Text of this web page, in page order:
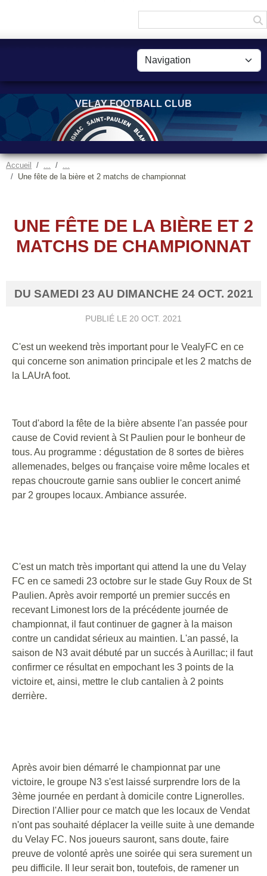
VELAY FOOTBALL CLUB
Accueil
Une fête de la bière et 2 matchs de championnat
UNE FÊTE DE LA BIÈRE ET 2
MATCHS DE CHAMPIONNAT
DU SAMEDI 23 AU DIMANCHE 24 OCT. 2021
PUBLIÉ LE 20 OCT. 2021
C'est un weekend très important pour le VealyFC en ce
qui concerne son animation principale et les 2 matchs de
la LAUrA foot.
Tout d'abord la fête de la bière absente l'an passée pour
cause de Covid revient à St Paulien pour le bonheur de
tous. Au programme : dégustation de 8 sortes de bières
allemenades, belges ou française voire même locales et
repas choucroute garnie sans oublier le concert animé
par 2 groupes locaux. Ambiance assurée.
C'est un match très important qui attend la une du Velay
FC en ce samedi 23 octobre sur le stade Guy Roux de St
Paulien. Après avoir remporté un premier succés en
recevant Limonest lors de la précédente journée de
championnat, il faut continuer de gagner à la maison
contre un candidat sérieux au maintien. L'an passé, la
saison de N3 avait débuté par un succés à Aurillac; il faut
confirmer ce résultat en empochant les 3 points de la
victoire et, ainsi, mettre le club cantalien à 2 points
derrière.
Après avoir bien démarré le championnat par une
victoire, le groupe N3 s'est laissé surprendre lors de la
3ème journée en perdant à domicile contre Lignerolles.
Direction l'Allier pour ce match que les locaux de Vendat
n'ont pas souhaité déplacer la veille suite à une demande
du Velay FC. Nos joueurs sauront, sans doute, faire
preuve de volonté après une soirée qui sera surement un
peu difficile. Il leur serait bon, toutefois, de ramener un